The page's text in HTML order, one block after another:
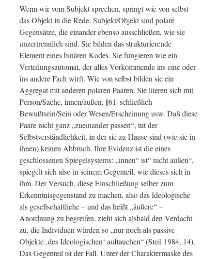
Wenn wir vom Subjekt sprechen, springt wie von selbst
das Objekt in die Rede. Subjekt/Objekt sind polare
Gegensätze, die einander ebenso ausschließen, wie sie
unzertrennlich sind. Sie bilden das strukturierende
Element eines binären Kodes. Sie fungieren wie ein
Verteilungsautomat, der alles Vorkommende ins eine oder
ins andere Fach wirft. Wie von selbst bilden sie ein
Aggregat mit anderen polaren Paaren. Sie liieren sich mit
Person/Sache, innen/außen, ||61| schließlich
Bewußtsein/Sein oder Wesen/Erscheinung usw. Daß diese
Paare nicht ganz „zueinander passen“, tut der
Selbstverständlichkeit, in der sie zu Hause sind (wie sie in
ihnen) keinen Abbruch. Ihre Evidenz ist die eines
geschlossenen Spiegelsystems: „innen“ ist“ nicht außen“,
spiegelt sich also in seinem Gegenteil, wie dieses sich in
ihm. Der Versuch, diese Einschließung selber zum
Erkenntnisgegenstand zu machen, also das Ideologische
als gesellschaftliche – und das heißt „äußere“ –
Anordnung zu begreifen, zieht sich alsbald den Verdacht
zu, die Individuen würden so „nur noch als passive
Objekte ‚des Ideologischen‘ auftauchen“ (Steil 1984, 14).
Das Gegenteil ist der Fall. Unter der Charaktermaske des